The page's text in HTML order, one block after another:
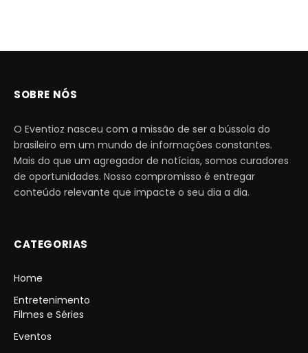
SOBRE NÓS
O Eventioz nasceu com a missão de ser a bússola do
brasileiro em um mundo de informações constantes.
Mais do que um agregador de notícias, somos curadores
de oportunidades. Nosso compromisso é entregar
conteúdo relevante que impacte o seu dia a dia.
CATEGORIAS
Home
Entretenimento
Filmes e Séries
Eventos